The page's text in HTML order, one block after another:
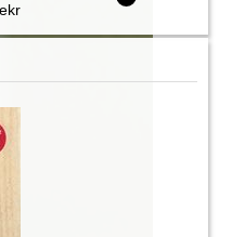
kryminalistyki